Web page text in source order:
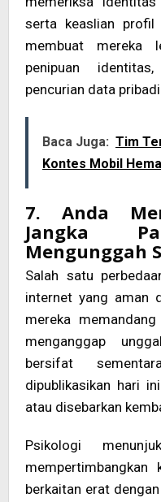
serta keaslian
membuat mereka
penipuan
pencurian data
Baca Juga: Tim
Kontes Mobil
7. Anda
Jangka
Mengunggah
Salah satu
internet yang aman
mereka
menganggap
bersifat
dipublikasikan hari
atau disebarkan
Psikologi
mempertimbangkan
berkaitan erat